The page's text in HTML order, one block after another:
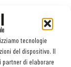
tecnologie
del dispositivo. Il
partner di elaborare
chiedono